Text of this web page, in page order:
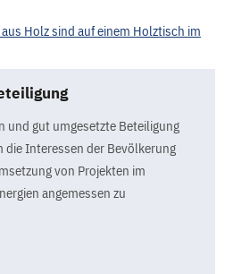
und gut umgesetzte Beteiligung
die Interessen der Bevölkerung
von Projekten im
angemessen zu